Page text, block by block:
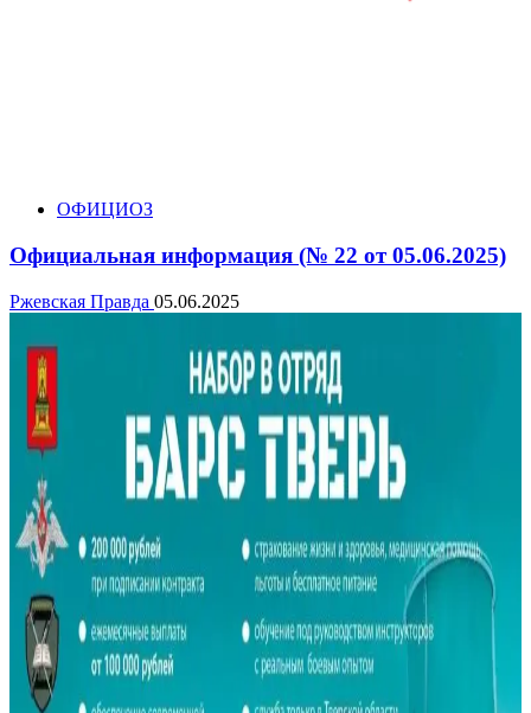
ОФИЦИОЗ
Официальная информация (№ 22 от 05.06.2025)
Ржевская Правда 05.06.2025